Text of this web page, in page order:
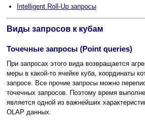
Intelligent Roll-Up запросы
Виды запросов к кубам
Точечные запросы (Point queries)
При запросах этого вида возвращается
меры в какой-то ячейке куба, координаты
запросе. Все прочие запросы можно
точечных запросов. Поэтому время
является одной из важнейших
OLAP данных.